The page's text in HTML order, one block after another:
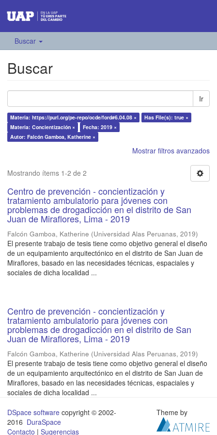
Buscar
Buscar
Ir
Materia: https://purl.org/pe-repo/ocde/ford#6.04.08 ×
Has File(s): true ×
Materia: Concientización ×
Fecha: 2019 ×
Autor: Falcón Gamboa, Katherine ×
Mostrar filtros avanzados
Mostrando ítems 1-2 de 2
Centro de prevención - concientización y
tratamiento ambulatorio para jóvenes con
problemas de drogadicción en el distrito de San
Juan de Miraflores, Lima - 2019
Falcón Gamboa, Katherine (Universidad Alas Peruanas, 2019)
El presente trabajo de tesis tiene como objetivo general el diseño
de un equipamiento arquitectónico en el distrito de San Juan de
Miraflores, basado en las necesidades técnicas, espaciales y
sociales de dicha localidad ...
Centro de prevención - concientización y
tratamiento ambulatorio para jóvenes con
problemas de drogadicción en el distrito de San
Juan de Miraflores, Lima - 2019
Falcón Gamboa, Katherine (Universidad Alas Peruanas, 2019)
El presente trabajo de tesis tiene como objetivo general el diseño
de un equipamiento arquitectónico en el distrito de San Juan de
Miraflores, basado en las necesidades técnicas, espaciales y
sociales de dicha localidad ...
DSpace software copyright © 2002-
2016 DuraSpace
Contacto | Sugerencias
Theme by